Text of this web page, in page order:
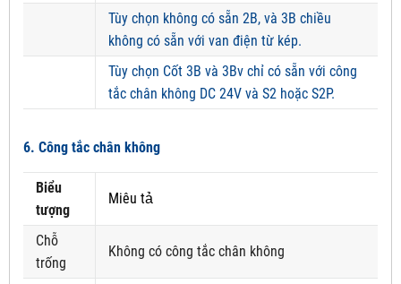
Tùy chọn không có sẵn 2B, và 3B chiều
không có sẵn với van điện từ kép.
Tùy chọn Cốt 3B và 3Bv chỉ có sẵn với công
tắc chân không DC 24V và S2 hoặc S2P.
6. Công tắc chân không
Biểu
tượng
Miêu tả
Chỗ
trống
Không có công tắc chân không